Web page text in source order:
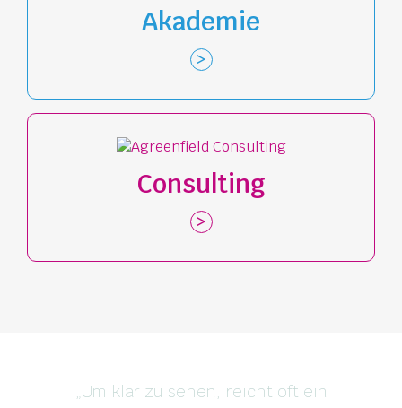
Akademie
Consulting
„Um klar zu sehen, reicht oft ein